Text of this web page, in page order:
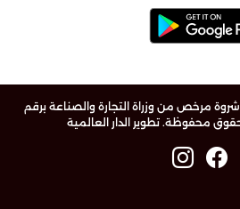
حقوق الطبع والنسخ ؛ 2026 شروة مرخص من وزراة التجارة والصناعة برقم
تطوير الدار العالمية